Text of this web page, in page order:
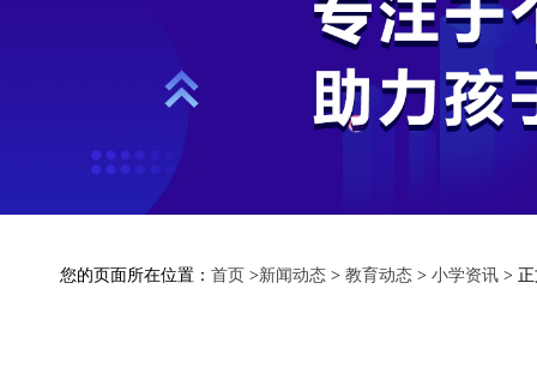
您的页面所在位置： 首页 >新闻动态 > 教育动态 > 小学资讯 >